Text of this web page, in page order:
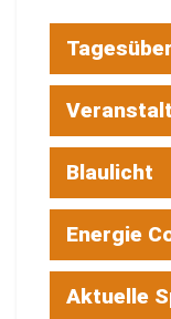
Blaulicht
Energie
Aktuelle